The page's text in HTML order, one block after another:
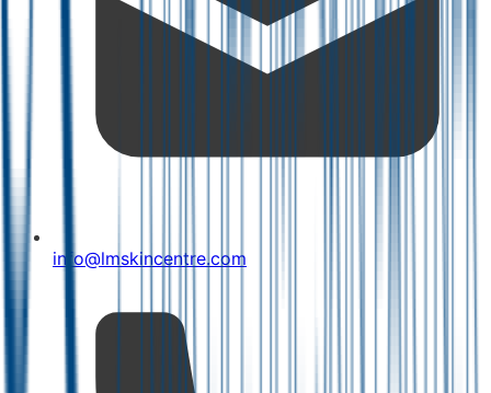
info@lmskincentre.com